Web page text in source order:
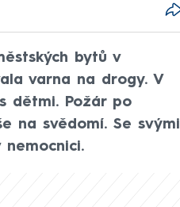
bytů v
varna na drogy. V
dětmi. Požár po
na svědomí. Se svými